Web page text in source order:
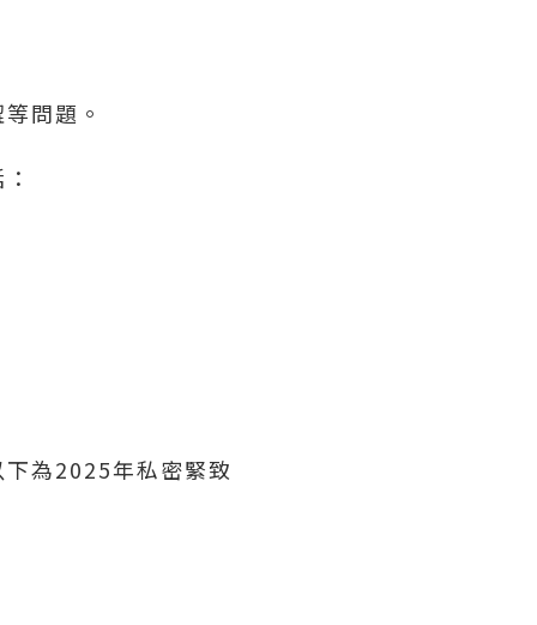
問題。
為2025年私密緊致